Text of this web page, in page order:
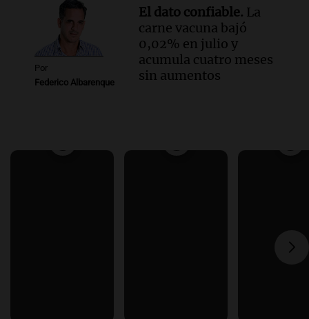
Por
Federico Albarenque
El dato confiable. La
carne vacuna bajó
0,02% en julio y
acumula cuatro meses
sin aumentos